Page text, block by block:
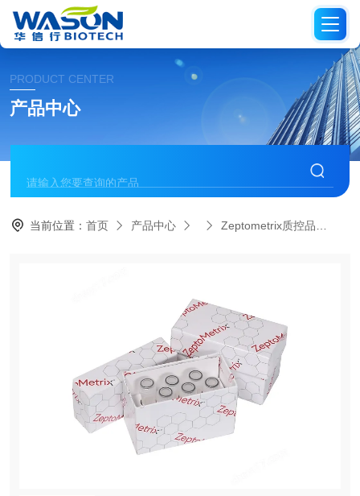
PRODUCT CENTER
产品中心
当前位置：首页 产品中心 Zeptometrix质控品